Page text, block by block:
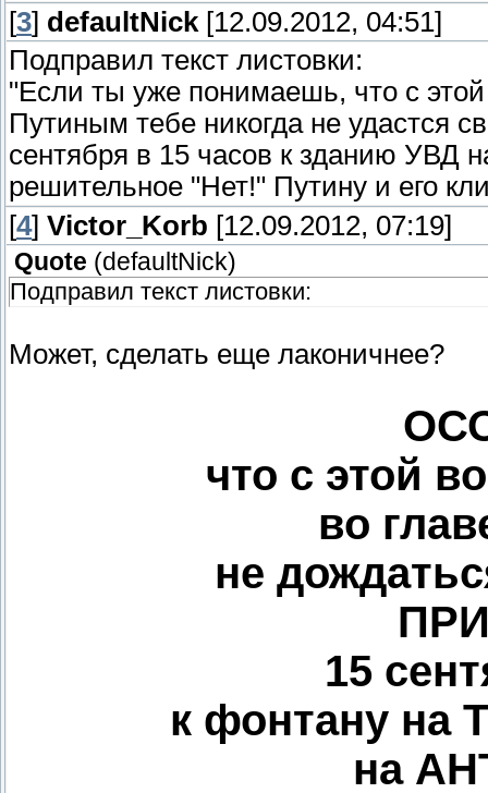
[3] defaultNick [12.09.2012, 04:51]
Подправил текст листовки:
"Если ты уже понимаешь, что с
Путиным тебе никогда не удастся
сентября в 15 часов к зданию УВД
решительное "Нет!" Путину и его
[4] Victor_Korb [12.09.2012, 07:19]
Quote (defaultNick)
Подправил текст листовки:
Может, сделать еще лаконичнее?
что с этой
во
не
15
к фонтану на
на